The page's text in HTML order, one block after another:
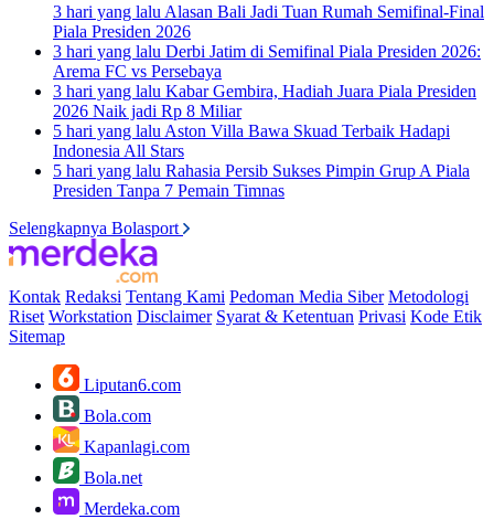
3 hari yang lalu Alasan Bali Jadi Tuan Rumah Semifinal-Final
Piala Presiden 2026
3 hari yang lalu Derbi Jatim di Semifinal Piala Presiden 2026:
Arema FC vs Persebaya
3 hari yang lalu Kabar Gembira, Hadiah Juara Piala Presiden
2026 Naik jadi Rp 8 Miliar
5 hari yang lalu Aston Villa Bawa Skuad Terbaik Hadapi
Indonesia All Stars
5 hari yang lalu Rahasia Persib Sukses Pimpin Grup A Piala
Presiden Tanpa 7 Pemain Timnas
Selengkapnya Bolasport
Kontak Redaksi Tentang Kami Pedoman Media Siber Metodologi
Riset Workstation Disclaimer Syarat & Ketentuan Privasi Kode Etik
Sitemap
Liputan6.com
Bola.com
Kapanlagi.com
Bola.net
Merdeka.com